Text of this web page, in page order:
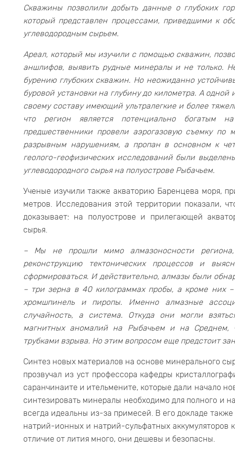
Скважины позволили добыть данные о глубоких
который представлен процессами, приведшими к
углеводородным сырьем.
Ареал, который мы изучили с помощью скважин,
аншлифов, выявить рудные минералы и не только.
бурению глубоких скважин. Но неожиданно
буровой установки на глубину до километра. А
своему составу имеющий ультралегкие и более
что регион является потенциально богатым
предшественники провели аэрогазовую съемку
разрывным нарушениям, а пропан в основном к
геолого-геофизических исследований были
углеводородного сырья на полуострове Рыбачьем.
Ученые изучили также акваторию Баренцева моря,
метров. Исследования этой территории показали,
доказывает: на полуострове и прилегающей
сырья.
– Мы не прошли мимо алмазоносности
реконструкцию тектонических процессов и
сформироваться. И действительно, алмазы были
– три зерна в 40 килограммах пробы, а кроме них
хромшпинель и пиропы. Именно алмазные
случайность, а система. Откуда они могли
магнитных аномалий на Рыбачьем и на Среднем,
трубками взрыва. Но этим вопросом еще предстоит
Синтез новых материалов на основе минерального
прозвучал из уст профессора кафедры
саранчинаите и ительмените, которые дали начало
синтезировать минералы необходимо для полного и
всегда идеальны из-за примесей. В его докладе
натрий-ионных и натрий-сульфатных аккумуляторов
отличие от лития много, они дешевы и безопасны.